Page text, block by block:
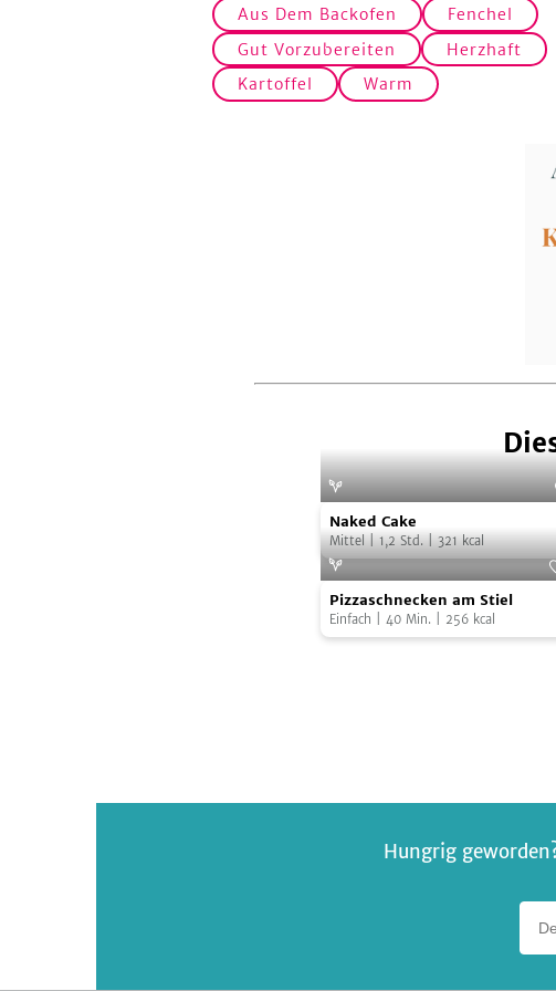
Aus Dem Backofen
Fenchel
Gut Vorzubereiten
Herzhaft
Kartoffel
Warm
Naked
Cake
Naked Cake
Mittel 1,2 Std.| 321 kcal
Pizzaschnecken
am
Stiel
Foto:
Pizzaschnecken am Stiel
Einfach 40 Min. 256kcal
Hungrig